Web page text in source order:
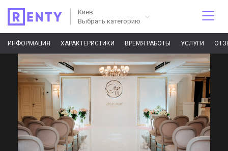
Киев
Выбрать категорию
ИНФОРМАЦИЯ ХАРАКТЕРИСТИКИ ВРЕМЯ РАБОТЫ УСЛУГИ